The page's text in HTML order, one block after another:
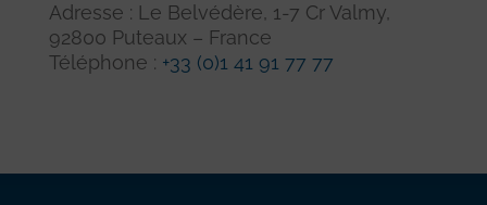
Adresse : Le Belvédère, 1-7 Cr Valmy,
92800 Puteaux – France
Téléphone : +33 (0)1 41 91 77 77